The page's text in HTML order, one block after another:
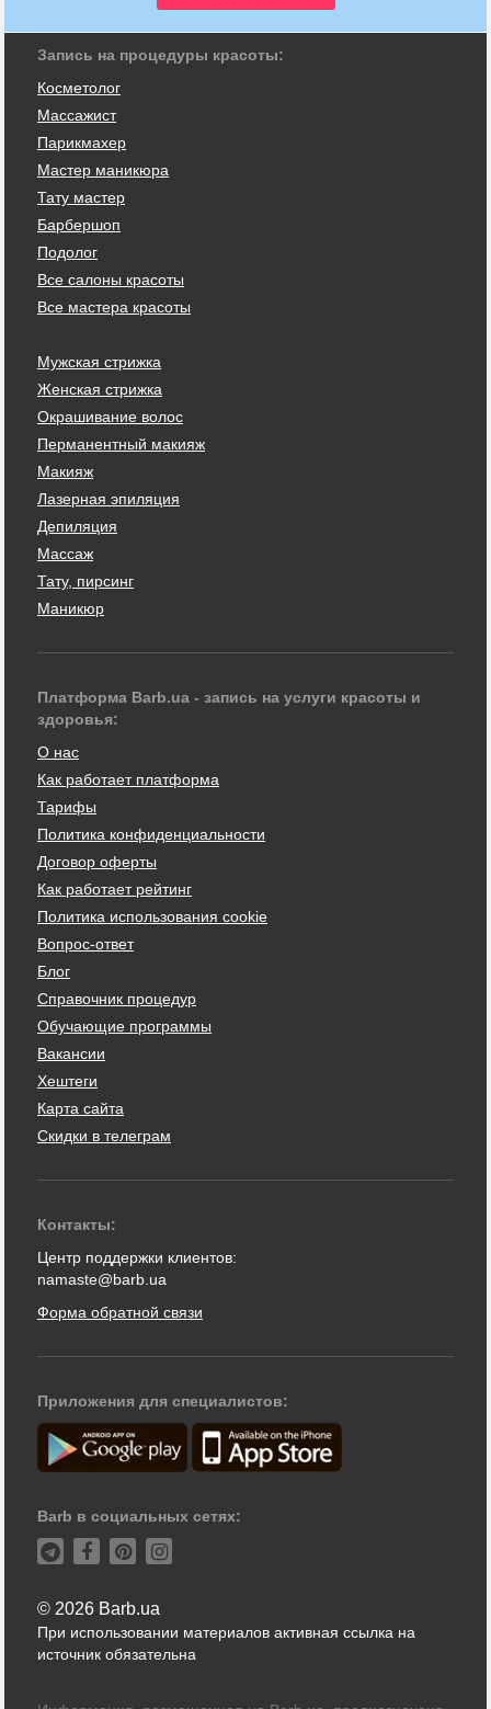
Запись на процедуры красоты:
Косметолог
Массажист
Парикмахер
Мастер маникюра
Тату мастер
Барбершоп
Подолог
Все салоны красоты
Все мастера красоты
Мужская стрижка
Женская стрижка
Окрашивание волос
Перманентный макияж
Макияж
Лазерная эпиляция
Депиляция
Массаж
Тату, пирсинг
Маникюр
Платформа Barb.ua - запись на услуги красоты и
здоровья:
О нас
Как работает платформа
Тарифы
Политика конфиденциальности
Договор оферты
Как работает рейтинг
Политика использования cookie
Вопрос-ответ
Блог
Справочник процедур
Обучающие программы
Вакансии
Хештеги
Карта сайта
Скидки в телеграм
Контакты:
Центр поддержки клиентов:
namaste@barb.ua
Форма обратной связи
Приложения для специалистов:
Barb в социальных сетях:
© 2026 Barb.ua
При использовании материалов активная ссылка на
источник обязательна